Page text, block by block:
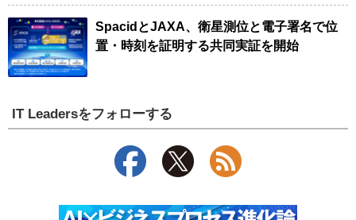
SpacidとJAXA、衛星測位と電子署名で位
置・時刻を証明する共同実証を開始
IT Leadersをフォローする